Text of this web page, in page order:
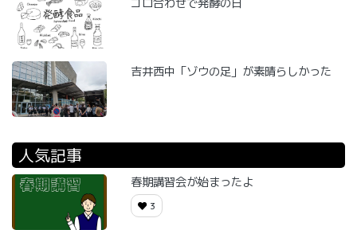
ゴロ合わせで発酵の日
吉井西中「ゾウの足」が素晴らしかった
人気記事
春期講習会が始まったよ
3